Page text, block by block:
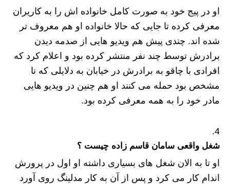
او در پیج خود به صورت کامل خانواده اش را به کاریران
معرفی کرده تا جایی که حالا خانواده او هم معروف تر
شده اند. چندی پیش هم ویدیو هایی از صدمه دیدن
برادرش توسط چند نفر منتشر کرده بود و اعلام کرد که
افرادی با چاقو به برادرش در خیابان به دلایلی که نا
مشخص بود حمله می کنند او هم چنین در ویدیو هایی
مادر خود را به همه معرفی کرده بود.
شغل واقعی سامان قاسم زاده چیست ؟
او تا به الان شغل های بسیاری داشته او اول در پرورش
اندام کار می کرد و پس از آن به کار مدلینگ روی آورد